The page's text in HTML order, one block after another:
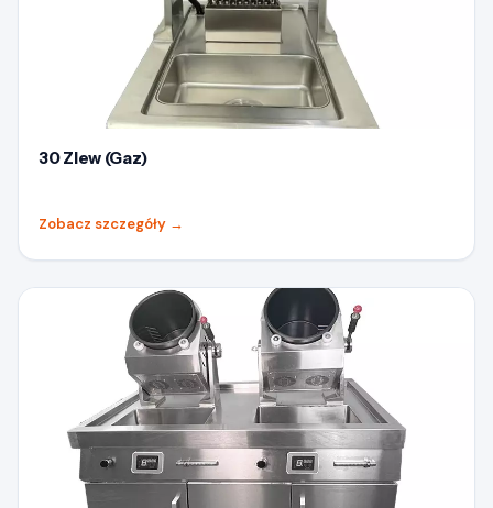
30 Zlew (Gaz)
Zobacz szczegóły →